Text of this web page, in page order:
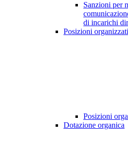
Sanzioni per
di incarichi
Posizioni
Posizioni
Dotazione organica